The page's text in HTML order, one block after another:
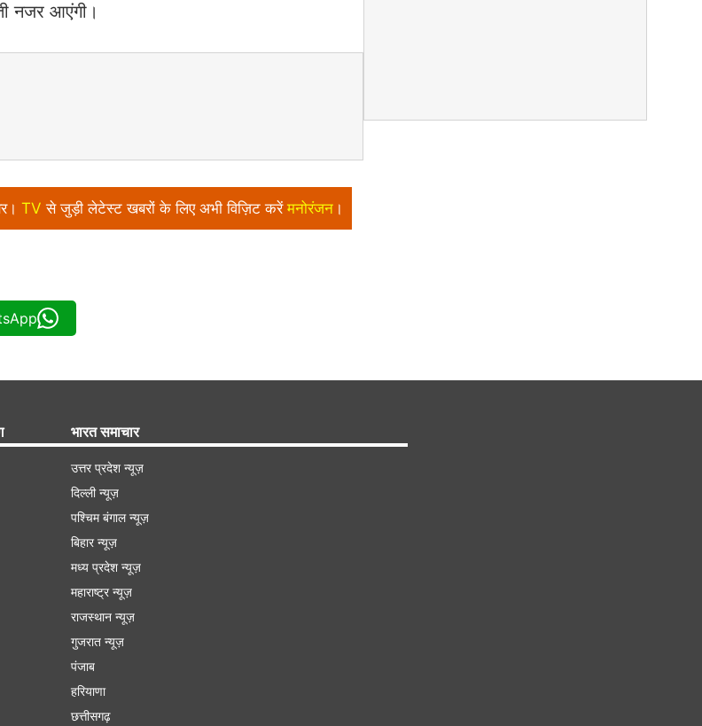
नजर आएंगी।
TV से जुड़ी लेटेस्ट खबरों के लिए अभी विज़िट करें मनोरंजन ।
भारत समाचार
उत्तर प्रदेश न्यूज़
दिल्ली न्यूज़
पश्चिम बंगाल न्यूज़
बिहार न्यूज़
मध्य प्रदेश न्यूज़
महाराष्ट्र न्यूज़
राजस्थान न्यूज़
गुजरात न्यूज़
पंजाब
हरियाणा
छत्तीसगढ़